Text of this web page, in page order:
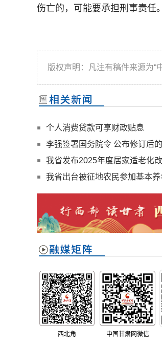
伤亡的，可能要承担刑事责任。
版权声明：凡注有稿件来源为“
个人消费贷款可享财政贴息
李强签署国务院令 公布修订后
我省发布2025年度居家适老化
我省出台被征地农民参加基本
西北角 中国甘肃网微信